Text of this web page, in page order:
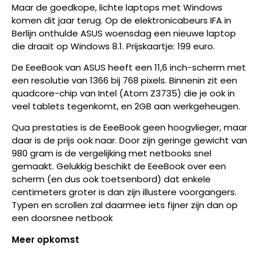
Maar de goedkope, lichte laptops met Windows
komen dit jaar terug. Op de elektronicabeurs IFA in
Berlijn onthulde ASUS woensdag een nieuwe laptop
die draait op Windows 8.1. Prijskaartje: 199 euro.
De EeeBook van ASUS heeft een 11,6 inch-scherm met
een resolutie van 1366 bij 768 pixels. Binnenin zit een
quadcore-chip van Intel (Atom Z3735) die je ook in
veel tablets tegenkomt, en 2GB aan werkgeheugen.
Qua prestaties is de EeeBook geen hoogvlieger, maar
daar is de prijs ook naar. Door zijn geringe gewicht van
980 gram is de vergelijking met netbooks snel
gemaakt. Gelukkig beschikt de EeeBook over een
scherm (en dus ook toetsenbord) dat enkele
centimeters groter is dan zijn illustere voorgangers.
Typen en scrollen zal daarmee iets fijner zijn dan op
een doorsnee netbook
Meer opkomst